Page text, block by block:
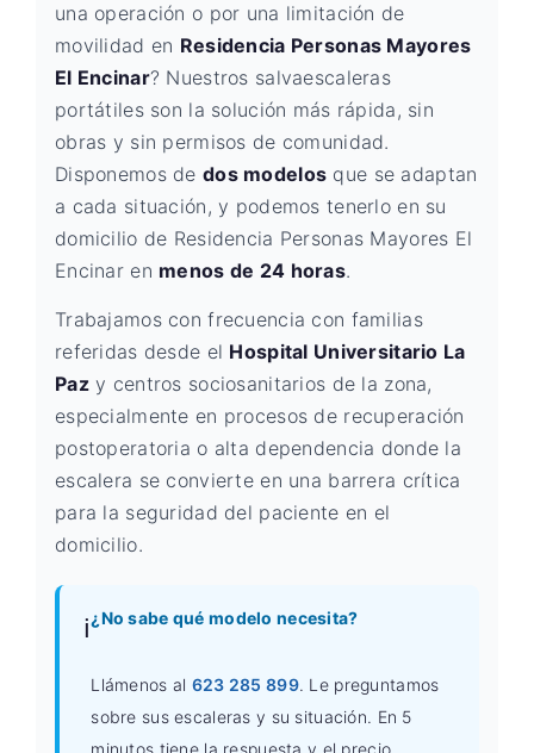
una operación o por una limitación de
movilidad en Residencia Personas Mayores
El Encinar? Nuestros salvaescaleras
portátiles son la solución más rápida, sin
obras y sin permisos de comunidad.
Disponemos de dos modelos que se adaptan
a cada situación, y podemos tenerlo en su
domicilio de Residencia Personas Mayores El
Encinar en menos de 24 horas.
Trabajamos con frecuencia con familias
referidas desde el Hospital Universitario La
Pazy centros sociosanitarios de la zona,
especialmente en procesos de recuperación
postoperatoria o alta dependencia donde la
escalera se convierte en una barrera crítica
para la seguridad del paciente en el
domicilio.
ℹ️¿No sabe qué modelo necesita?
Llámenos al 623 285 899. Le preguntamos
sobre sus escaleras y su situación. En 5
minutos tiene la respuesta y el precio